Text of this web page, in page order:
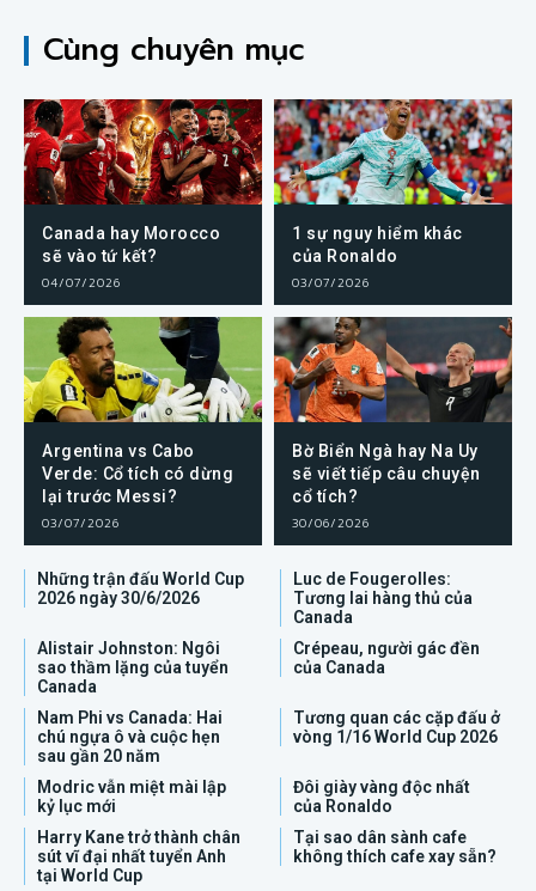
Cùng chuyên mục
Canada hay Morocco
sẽ vào tứ kết?
04/07/2026
1 sự nguy hiểm khác
của Ronaldo
03/07/2026
Argentina vs Cabo
Verde: Cổ tích có dừng
lại trước Messi?
03/07/2026
Bờ Biển Ngà hay Na Uy
sẽ viết tiếp câu chuyện
cổ tích?
30/06/2026
Những trận đấu World Cup
2026 ngày 30/6/2026
Luc de Fougerolles:
Tương lai hàng thủ của
Canada
Alistair Johnston: Ngôi
sao thầm lặng của tuyển
Canada
Crépeau, người gác đền
của Canada
Nam Phi vs Canada: Hai
chú ngựa ô và cuộc hẹn
sau gần 20 năm
Tương quan các cặp đấu ở
vòng 1/16 World Cup 2026
Modric vẫn miệt mài lập
kỷ lục mới
Đôi giày vàng độc nhất
của Ronaldo
Harry Kane trở thành chân
sút vĩ đại nhất tuyển Anh
tại World Cup
Tại sao dân sành cafe
không thích cafe xay sẵn?